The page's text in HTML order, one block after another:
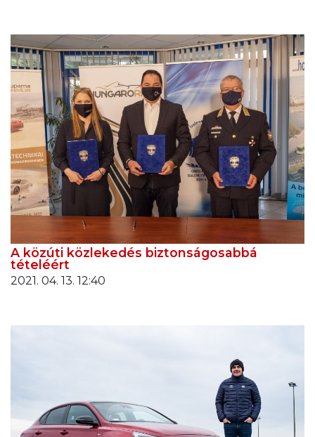
A közúti közlekedés biztonságosabbá
tételéért
2021. 04. 13. 12:40